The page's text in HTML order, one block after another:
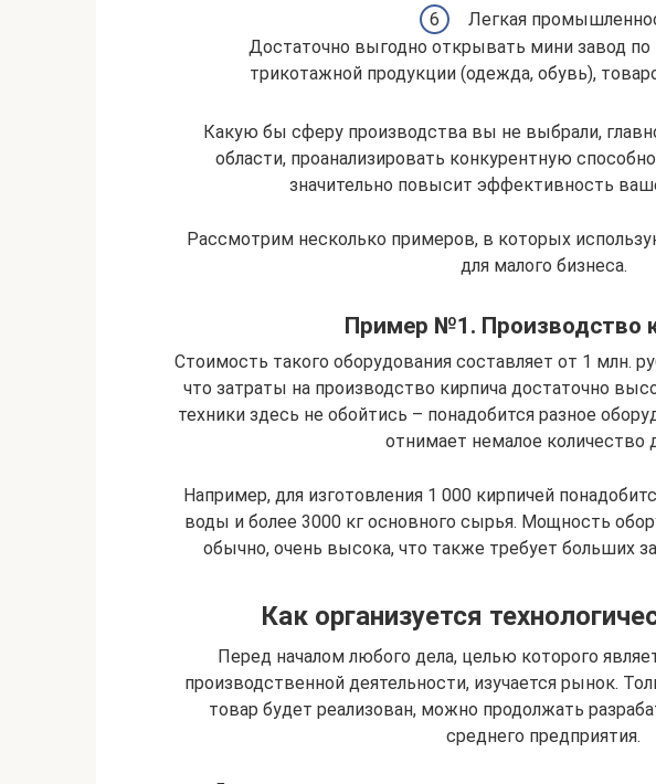
Легкая
Достаточно выгодно открывать мини завод по
трикотажной продукции (одежда, обувь),
Какую бы сферу производства вы не выбрали,
области, проанализировать конкурентную
значительно повысит эффективность
Рассмотрим несколько примеров, в которых
для малого бизнеса.
Пример №1. Производство
Стоимость такого оборудования составляет от 1 млн.
что затраты на производство кирпича достаточно
техники здесь не обойтись – понадобится разное
отнимает немалое количество
Например, для изготовления 1 000 кирпичей
воды и более 3000 кг основного сырья. Мощность
обычно, очень высока, что также требует больших
Как организуется
Перед началом любого дела, целью которого
производственной деятельности, изучается рынок.
товар будет реализован, можно продолжать
среднего предприятия.